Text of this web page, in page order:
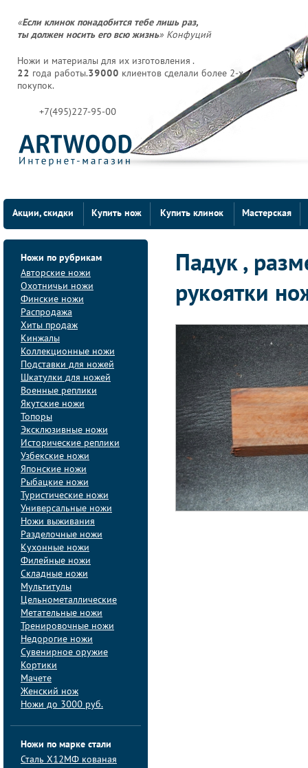
«Если клинок понадобится тебе лишь раз,
ты должен носить его всю жизнь» Конфуций
Ножи и материалы для их изготовления .
22 года работы.39000 клиентов сделали более 2-х
покупок.
+7(495)227-95-00
Акции, скидки Купить нож Купить клинок Мастерская
Ножи по рубрикам
Авторские ножи
Охотничьи ножи
Финские ножи
Распродажа
Хиты продаж
Кинжалы
Коллекционные ножи
Подставки для ножей
Шкатулки для ножей
Военные реплики
Якутские ножи
Топоры
Эксклюзивные ножи
Исторические реплики
Узбекские ножи
Японские ножи
Рыбацкие ножи
Туристические ножи
Универсальные ножи
Ножи выживания
Разделочные ножи
Кухонные ножи
Филейные ножи
Складные ножи
Мультитулы
Цельнометаллические
Метательные ножи
Тренировочные ножи
Недорогие ножи
Сувенирное оружие
Кортики
Мачете
Женский нож
Ножи до 3000 руб.
Ножи по марке стали
Сталь Х12МФ кованая
Падук ,
рукоятки